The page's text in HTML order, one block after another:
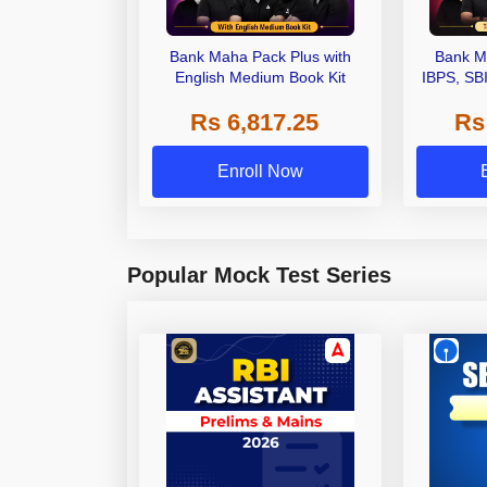
Bank Maha Pack Plus with
English Medium Book Kit
Rs 6,817.25
Enroll Now
Bank
IBPS,
Other
Popular Mock Test Series